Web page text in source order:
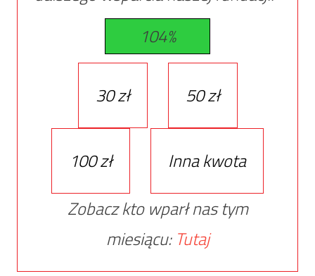
104%
30 zł 50 zł
100 zł
Inna kwota
Zobacz kto wparł nas tym
miesiącu: Tutaj